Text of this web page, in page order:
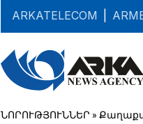
ARKATELECOM
ՆՈՐՈՒԹՅՈՒՆՆԵՐ »